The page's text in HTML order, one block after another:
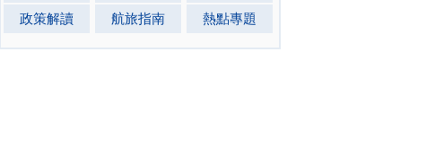
政策解讀
航旅指南 熱點專題